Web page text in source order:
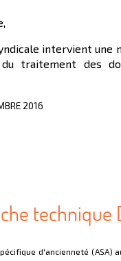
intervient une
traitement des
2016
technique
d'ancienneté (ASA)